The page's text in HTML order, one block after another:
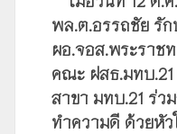
พล.ต.อรรถชัย รั
ผอ.จอส.พระราช
คณะ ฝสธ.มทบ
สาขา มทบ.21 ร่ว
ทำความดี ด้วยหัว